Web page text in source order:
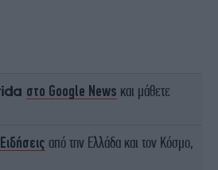
στο Google News και μάθετε
Ειδήσεις από την Ελλάδα και τον Κόσμο,